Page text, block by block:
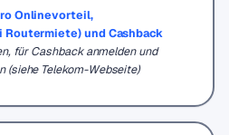
Onlinevorteil,
und Cashback
für Cashback anmelden und
(siehe Telekom-Webseite)